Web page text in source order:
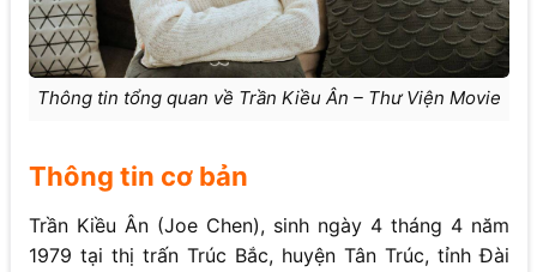
Thông tin tổng quan về Trần Kiều Ân – Thư Viện Movie
Thông tin cơ bản
Trần Kiều Ân (Joe Chen), sinh ngày 4 tháng 4 năm
1979 tại thị trấn Trúc Bắc, huyện Tân Trúc, tỉnh Đài